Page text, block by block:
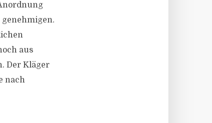
genehmigen.
aus
Der Kläger
nach